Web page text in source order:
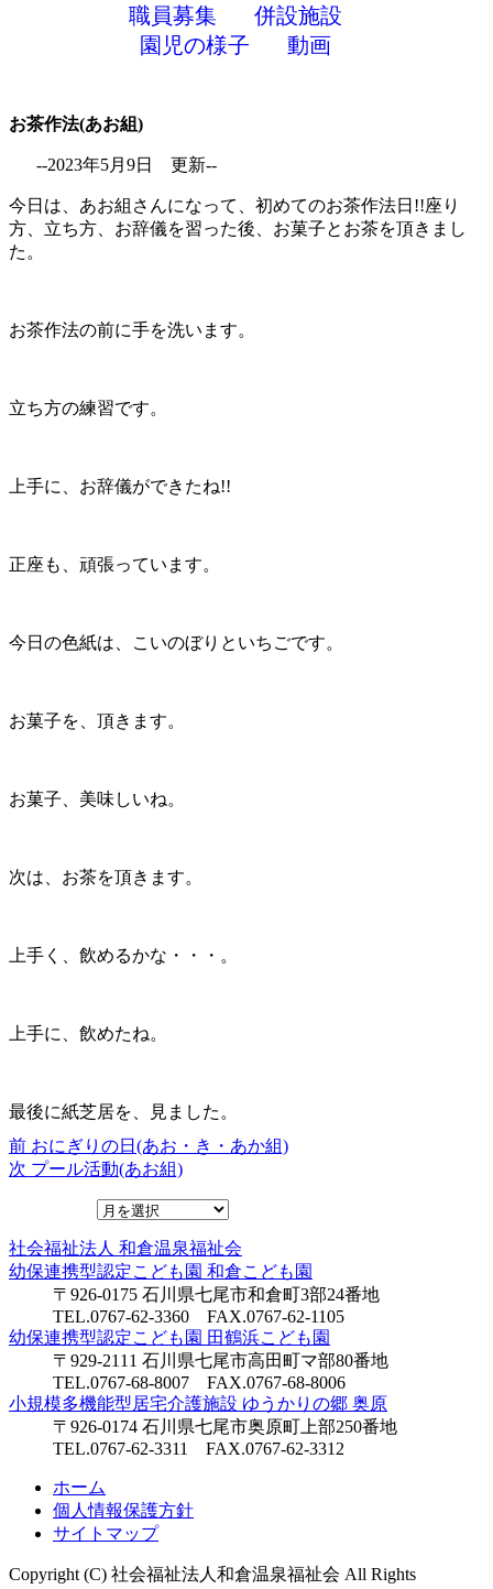
職員募集
併設施設
園児の様子
動画
お茶作法(あお組)
--2023年5月9日 更新--
今日は、あお組さんになって、初めてのお茶作法日!!座り
方、立ち方、お辞儀を習った後、お菓子とお茶を頂きまし
た。
お茶作法の前に手を洗います。
立ち方の練習です。
上手に、お辞儀ができたね!!
正座も、頑張っています。
今日の色紙は、こいのぼりといちごです。
お菓子を、頂きます。
お菓子、美味しいね。
次は、お茶を頂きます。
上手く、飲めるかな・・・。
上手に、飲めたね。
最後に紙芝居を、見ました。
投
稿
ビ
ゲ
シ
ン
前 前
の
おにぎりの日(あお・き・あか組)
次 次
稿:
プール活動(あお組)
社会福祉法人 和倉温泉福祉会
幼保連携型認定こども園 和倉こども園
〒926-0175 石川県七尾市和倉町3部24番地
TEL.0767-62-3360 FAX.0767-62-1105
幼保連携型認定こども園 田鶴浜こども園
〒929-2111 石川県七尾市高田町マ部80番地
TEL.0767-68-8007 FAX.0767-68-8006
小規模多機能型居宅介護施設 ゆうかりの郷 奥原
〒926-0174 石川県七尾市奥原町上部250番地
TEL.0767-62-3311 FAX.0767-62-3312
ホーム
個人情報保護方針
サイトマップ
Copyright (C) 社会福祉法人和倉温泉福祉会 All Rights